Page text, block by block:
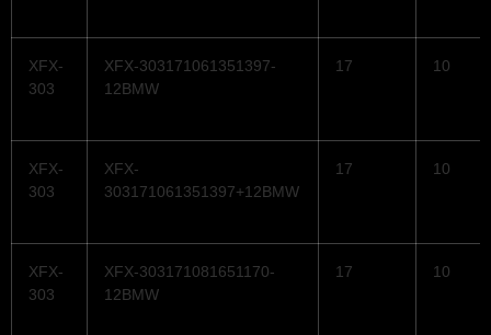
XFX-
303
XFX-303171061351397-
12BMW
17 10
XFX-
303
XFX-
303171061351397+12BMW
17 10
XFX-
303
XFX-303171081651170-
12BMW
17 10